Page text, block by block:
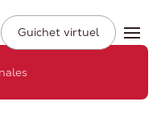
Secondary
Navigation
Guichet virtuel